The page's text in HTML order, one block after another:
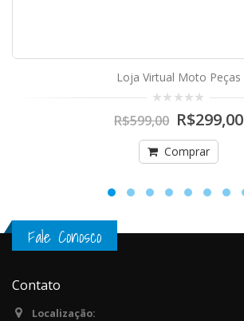
Loja Virtual Moto Peças
R$599,00 R$299,00
Comprar
Fale Conosco
Contato
Localização: